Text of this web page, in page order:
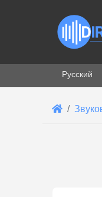
Выберите
Русский